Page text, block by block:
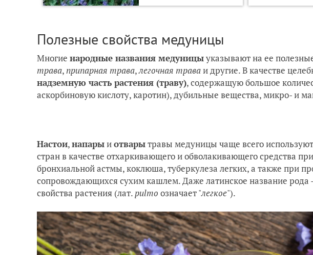
Полезные свойства медуницы
Многие народные названия медуницыуказывают на ее
трава,припарная трава,легочная траваи другие. В качестве
надземную часть растения (траву), содержащую большое
аскорбиновую кислоту, каротин), дубильные вещества, микро- и
Настои,напарыиотварытравы медуницы чаще всего
стран в качестве отхаркивающего и обволакивающего средства
бронхиальной астмы, коклюша, туберкулеза легких, а также при
сопровождающихся сухим кашлем. Даже латинское название
свойства растения (лат. pulmo означает "легкое").